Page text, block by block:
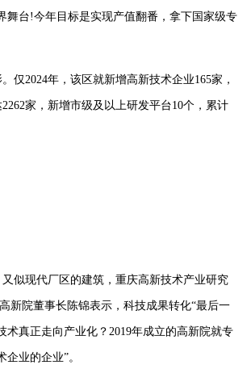
舞台!今年目标是实现产值翻番，拿下国家级专
仅2024年，该区就新增高新技术企业165家，
家，新增市级及以上研发平台10个，累计
似现代厂区的建筑，重庆高新技术产业研究
新院董事长陈锦表示，科技成果转化“最后一
真正走向产业化？2019年成立的高新院就专
业的企业”。